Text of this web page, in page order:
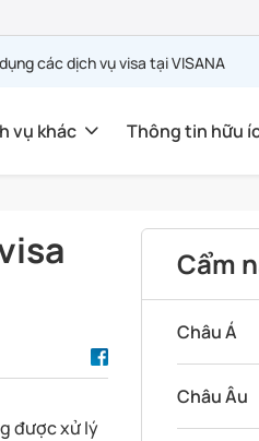
các dịch vụ visa tại VISANA
vụ khác Thông tin hữu
được xử lý
Cẩm
Châu Á
Châu Âu